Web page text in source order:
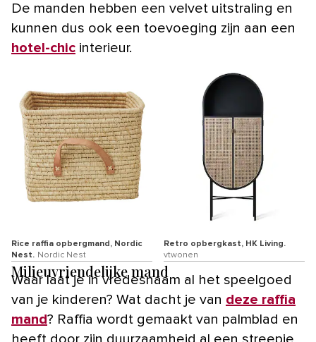
De manden hebben een velvet uitstraling en
kunnen dus ook een toevoeging zijn aan een
hotel-chic interieur.
Rice raffia opbergmand, Nordic
Nest. Nordic Nest
Retro opbergkast, HK Living.
vtwonen
Milieuvriendelijke mand
Waar laat je in vredesnaam al het speelgoed
van je kinderen? Wat dacht je van deze raffia
mand? Raffia wordt gemaakt van palmblad en